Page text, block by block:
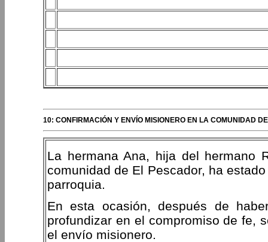
10: CONFIRMACIÓN Y ENVÍO MISIONERO EN LA COMUNIDAD
La hermana Ana, hija del hermano
comunidad de El Pescador, ha
parroquia.
En esta ocasión, después de
profundizar en el compromiso de fe,
el envío misionero.